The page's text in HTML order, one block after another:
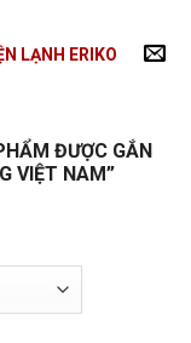
LẠNH ERIKO
ĐƯỢC GẮN
VIỆT NAM”